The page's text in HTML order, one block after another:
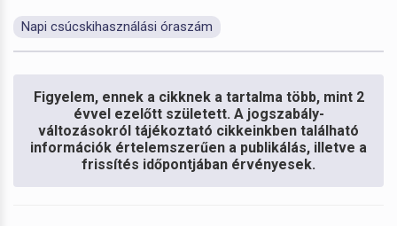
Napi csúcskihasználási óraszám
Figyelem, ennek a cikknek a tartalma több, mint 2
évvel ezelőtt született. A jogszabály-
változásokról tájékoztató cikkeinkben található
információk értelemszerűen a publikálás, illetve a
frissítés időpontjában érvényesek.